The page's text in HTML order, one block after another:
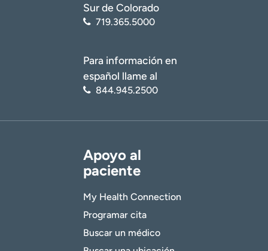
Sur de Colorado
719.365.5000
Para información en
español llame al
844.945.2500
Apoyo al
paciente
My Health Connection
Programar cita
Buscar un médico